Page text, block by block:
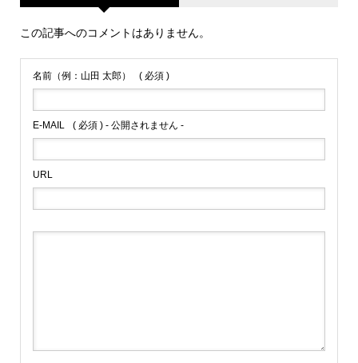
この記事へのコメントはありません。
名前（例：山田 太郎） ( 必須 )
E-MAIL ( 必須 ) - 公開されません -
URL